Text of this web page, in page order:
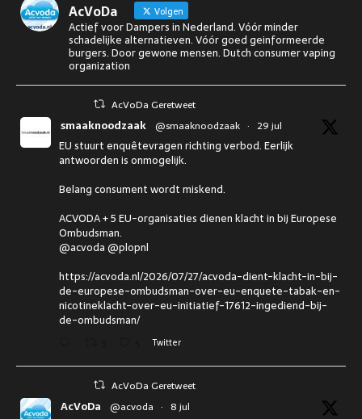
AcVoDa Volgen
Actief voor Dampers in Nederland. Vóór minder
schadelijke alternatieven. Vóór goed geinformeerde
burgers. Door gewone mensen. Dutch consumer vaping
organization
AcVoDa Geretweet
smaaknoodzaak @smaaknoodzaak · 29 jul
EU stuurt enquêtevragen richting verbod. Eerlijk
antwoorden is onmogelijk.
Belang consument wordt miskend.
ACVODA + 5 EU-organisaties dienen klacht in bij Europese
Ombudsman.
@acvoda @plopnl
https://acvoda.nl/2026/07/27/acvoda-dient-klacht-in-bij-
de-europese-ombudsman-over-eu-enquete-tabak-en-
nicotineklacht-over-eu-initiatief-17612-ingediend-bij-
de-ombudsman/
Twitter
AcVoDa Geretweet
AcVoDa @acvoda · 8 jul